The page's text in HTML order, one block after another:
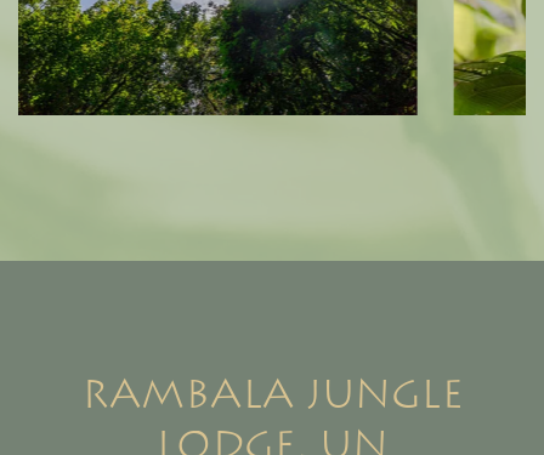
Rambala Jungle
Lodge, un